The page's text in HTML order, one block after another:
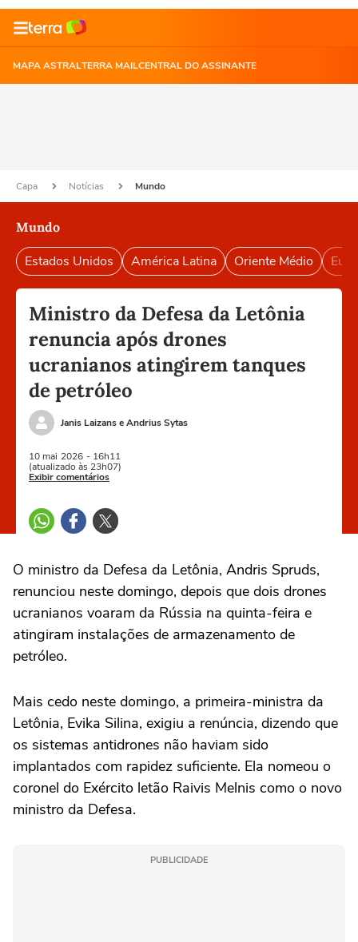
MAPA ASTRALTERRA MAILCENTRAL DO ASSINANTE
Capa Notícias Mundo
Mundo
Estados Unidos América Latina Oriente Médio
Ministro da Defesa da Letônia
renuncia após drones
ucranianos atingirem tanques
de petróleo
Janis Laizans e Andrius Sytas
10 mai 2026 - 16h11
(atualizado às 23h07)
Exibir comentários
O ministro da Defesa da Letônia, Andris Spruds,
renunciou neste domingo, depois que dois drones
ucranianos voaram da ⁠Rússia na quinta-feira e
atingiram instalações ‌de armazenamento de
petróleo.
Mais cedo neste domingo, a primeira-ministra ‌da
Letônia, Evika Silina, ‌exigiu a renúncia, dizendo ⁠que
os sistemas antidrones não haviam sido
implantados com rapidez suficiente. Ela nomeou o
coronel do Exército letão Raivis Melnis como o ‌novo
ministro da Defesa.
PUBLICIDADE